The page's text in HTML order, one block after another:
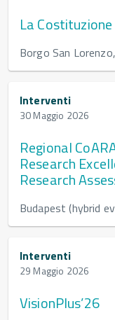
La
Borgo San
Interventi
30 Maggio 2026
Regional
Research
Research
Budapest (hybrid
Interventi
29 Maggio 2026
VisionPlus’26